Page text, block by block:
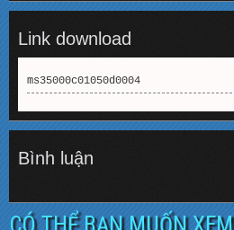
Link download
ms35000c01050d0004
Bình luận
CÓ THỂ BẠN MUỐN XEM